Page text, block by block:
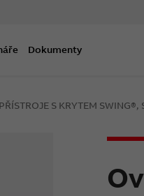
Dokumenty
PŘÍSTROJE S KRYTEM SWING®,